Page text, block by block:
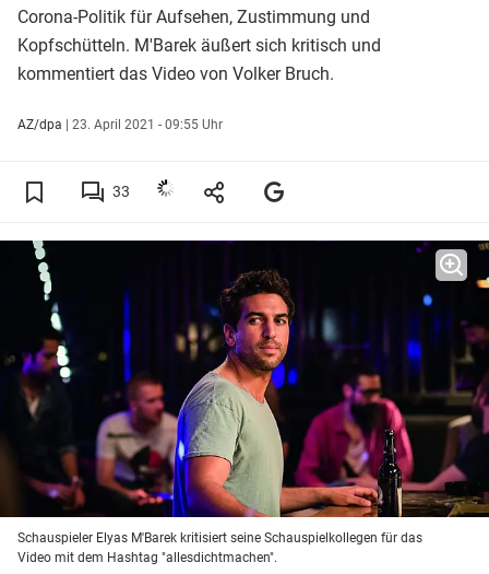
Corona-Politik für Aufsehen, Zustimmung und
Kopfschütteln. M'Barek äußert sich kritisch und
kommentiert das Video von Volker Bruch.
AZ/dpa | 23. April 2021 - 09:55 Uhr
33
Schauspieler Elyas M'Barek kritisiert seine Schauspielkollegen für das
Video mit dem Hashtag "allesdichtmachen".